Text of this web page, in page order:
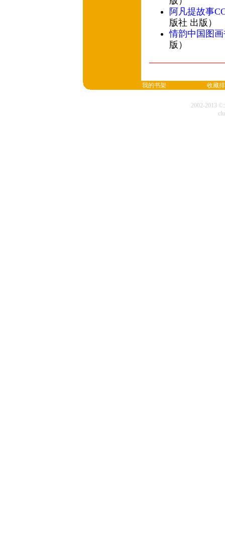
阿凡提故事
版社 出版）
情韵中国图
版）
我的书架 收藏
2002-2013